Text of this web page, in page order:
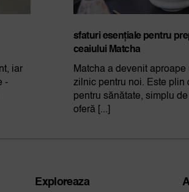
iar
-
sfaturi esențiale pentru
ceaiului Matcha
Matcha a devenit aproape
zilnic pentru noi. Este plin
pentru sănătate, simplu
oferă [...]
Exploreaza